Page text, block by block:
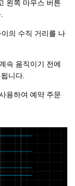
왼쪽 마우스 버튼
의 수직 거리를 나
속 움직이기 전에
니다.
용하여 예약 주문